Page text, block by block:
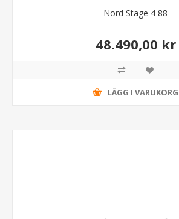
Nord Stage 4 88
48.490,00 kr
LÄGG I VARUKORG